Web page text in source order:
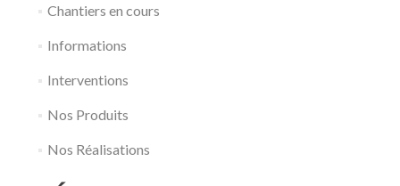
Chantiers en cours
Informations
Interventions
Nos Produits
Nos Réalisations